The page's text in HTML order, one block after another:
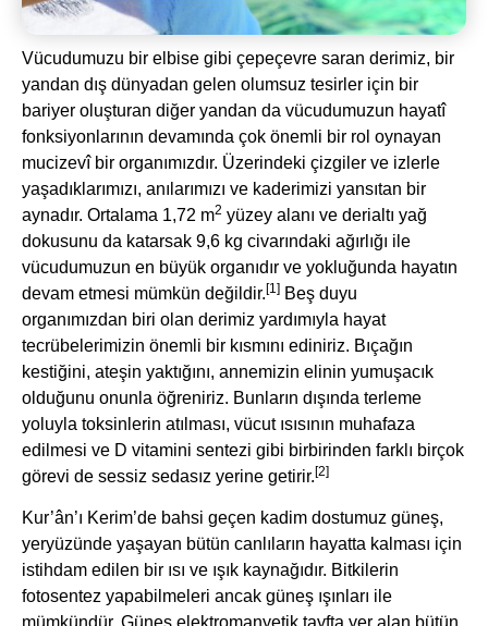
Vücudumuzu bir elbise gibi çepeçevre saran derimiz, bir
yandan dış dünyadan gelen olumsuz tesirler için bir
bariyer oluşturan diğer yandan da vücudumuzun hayatî
fonksiyonlarının devamında çok önemli bir rol oynayan
mucizevî bir organımızdır. Üzerindeki çizgiler ve izlerle
yaşadıklarımızı, anılarımızı ve kaderimizi yansıtan bir
aynadır. Ortalama 1,72 m2 yüzey alanı ve derialtı yağ
dokusunu da katarsak 9,6 kg civarındaki ağırlığı ile
vücudumuzun en büyük organıdır ve yokluğunda hayatın
devam etmesi mümkün değildir.[1] Beş duyu
organımızdan biri olan derimiz yardımıyla hayat
tecrübelerimizin önemli bir kısmını ediniriz. Bıçağın
kestiğini, ateşin yaktığını, annemizin elinin yumuşacık
olduğunu onunla öğreniriz. Bunların dışında terleme
yoluyla toksinlerin atılması, vücut ısısının muhafaza
edilmesi ve D vitamini sentezi gibi birbirinden farklı birçok
görevi de sessiz sedasız yerine getirir.[2]
Kur’ân’ı Kerim’de bahsi geçen kadim dostumuz güneş,
yeryüzünde yaşayan bütün canlıların hayatta kalması için
istihdam edilen bir ısı ve ışık kaynağıdır. Bitkilerin
fotosentez yapabilmeleri ancak güneş ışınları ile